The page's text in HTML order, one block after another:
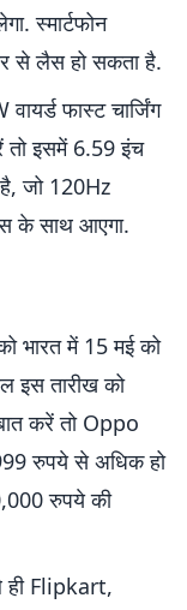
स्मार्टफोन
से लैस हो सकता है.
फास्ट चार्जिंग
तो इसमें 6.59 इंच
जो 120Hz
के साथ आएगा.
भारत में 15 मई को
इस तारीख को
करें तो Oppo
रुपये से अधिक हो
रुपये की
ही Flipkart,